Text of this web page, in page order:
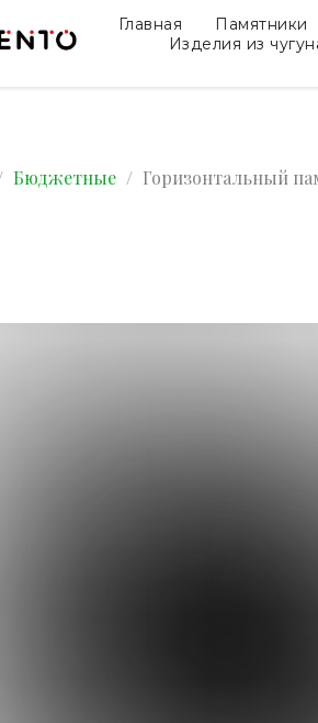
Главная Памятники
Изделия из
Бюджетные Горизонтальный